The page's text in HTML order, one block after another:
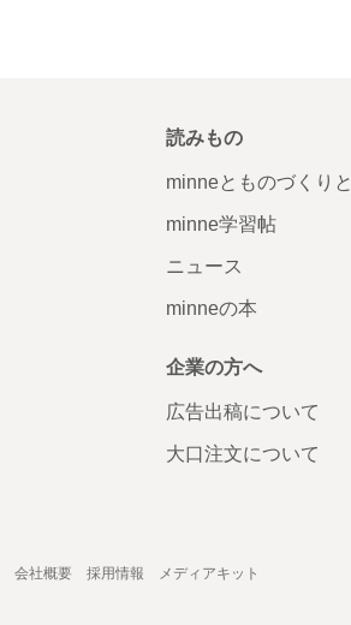
読みもの
minneとものづくりと
minne学習帖
ニュース
minneの本
企業の方へ
広告出稿について
大口注文について
会社概要 採用情報 メディアキット